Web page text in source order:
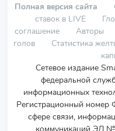
Полная версия сайта
ставок в LIVE
соглашение
Авторы
голов
Статистика
Сетевое издание
федеральной
информационных
Регистрационный номер
сфере связи,